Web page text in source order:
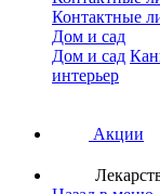
Контактные
Дом и сад
Дом и сад
интерьер
Акции